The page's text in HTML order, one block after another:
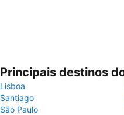
Principais destinos
Lisboa
Santiago
São Paulo